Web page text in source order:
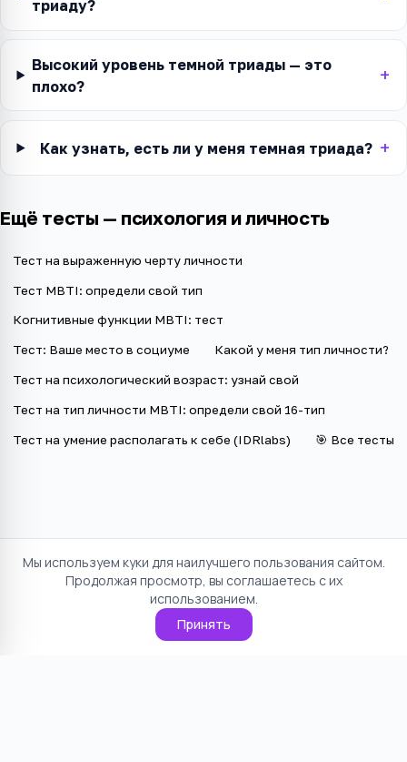
триаду?
Высокий уровень темной триады — это
плохо?
Как узнать, есть ли у меня темная триада?
Ещё тесты — психология и личность
Тест на выраженную черту личности
Тест MBTI: определи свой тип
Когнитивные функции MBTI: тест
Тест: Ваше место в социуме Какой у меня тип личности?
Тест на психологический возраст: узнай свой
Тест на тип личности MBTI: определи свой 16-тип
Тест на умение располагать к себе (IDRlabs) 🎯 Все тесты
Мы используем куки для наилучшего пользования сайтом.
Продолжая просмотр, вы соглашаетесь с их
использованием.
Принять